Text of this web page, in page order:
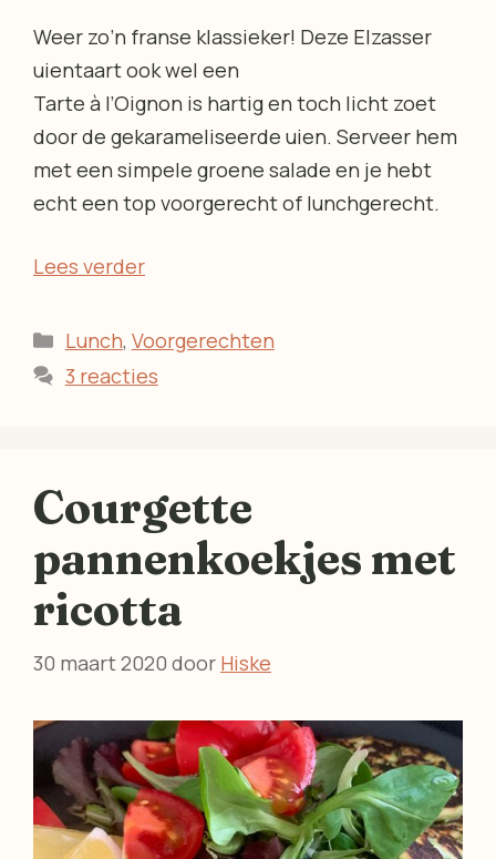
Weer zo’n franse klassieker! Deze Elzasser
uientaart ook wel een
Tarte à l’Oignon is hartig en toch licht zoet
door de gekarameliseerde uien. Serveer hem
met een simpele groene salade en je hebt
echt een top voorgerecht of lunchgerecht.
Lees verder
Categorieën
Lunch, Voorgerechten
3 reacties
Courgette
pannenkoekjes met
ricotta
30 maart 2020 door Hiske